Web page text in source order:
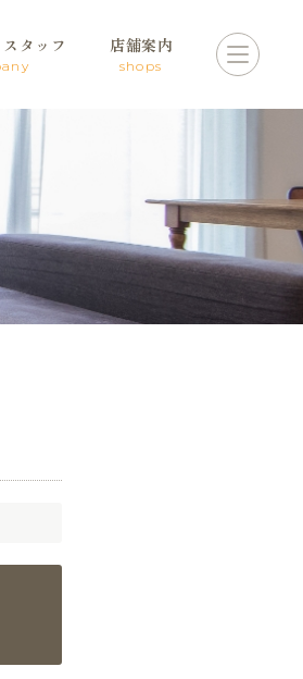
タッフ 店舗案内
shops